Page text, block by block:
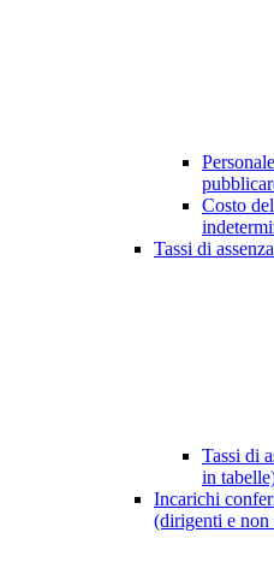
Costo
Tassi di assenza
Tassi di
in
Incarichi
(dirigenti e